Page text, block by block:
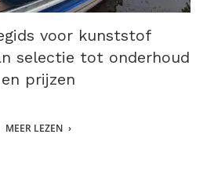
voor kunststof
selectie tot onderhoud
en prijzen
MEER LEZEN